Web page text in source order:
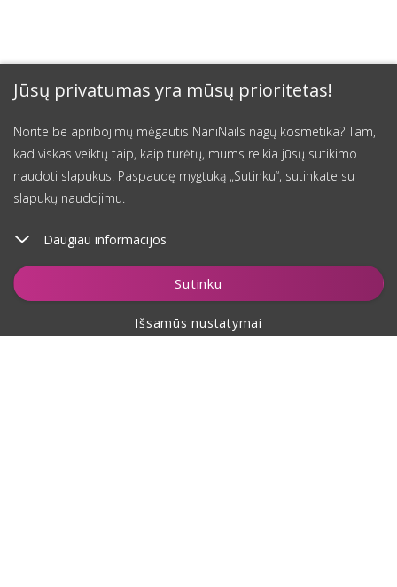
Jūsų privatumas yra mūsų prioritetas!
Norite be apribojimų mėgautis NaniNails nagų kosmetika? Tam,
kad viskas veiktų taip, kaip turėtų, mums reikia jūsų sutikimo
naudoti slapukus. Paspaudę mygtuką „Sutinku“, sutinkate su
slapukų naudojimu.
Daugiau informacijos
Sutinku
Išsamūs nustatymai
Įdėti į krepšelį